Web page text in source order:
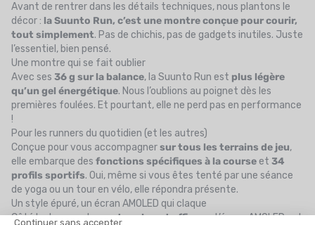
Avant de rentrer dans les détails techniques, nous plantons le
décor : la Suunto Run, c’est une montre conçue pour courir,
tout simplement. Pas de chichis, pas de gadgets inutiles. Juste
l’essentiel, bien pensé.
Une montre qui se fait oublier
Avec ses 36 g sur la balance, la Suunto Run est plus légère
qu’un gel énergétique. Nous l’oublions au poignet dès les
premières foulées. Et pourtant, elle ne perd pas en performance
!
Pour les runners du quotidien (et les autres)
Conçue pour vous accompagnersur tous les terrains de jeu,
elle embarque des fonctions spécifiques à la course et 34
profils sportifs. Oui, même si vous êtes tenté par une séance
de yoga ou un tour en vélo, elle répondra présente.
Un style épuré, un écran AMOLED qui claque
Côté look, on reste surdu sobre et efficace. L’écran AMOLED est